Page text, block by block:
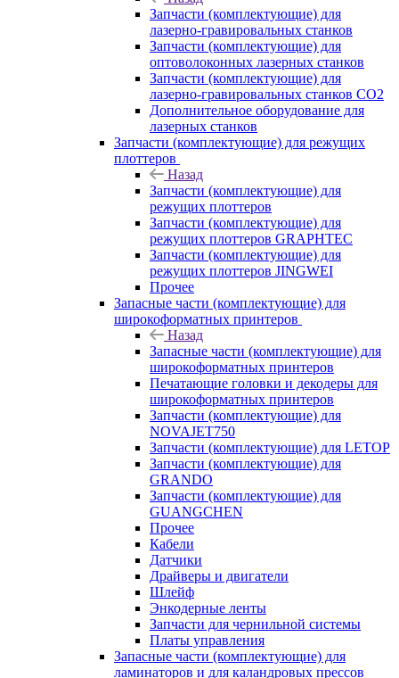
Запчасти (комплектующие) для
лазерно-гравировальных станков
Запчасти (комплектующие) для
оптоволоконных лазерных станков
Запчасти (комплектующие) для
лазерно-гравировальных станков CO2
Дополнительное оборудование для
лазерных станков
Запчасти (комплектующие) для режущих
плоттеров
Назад
Запчасти (комплектующие) для
режущих плоттеров
Запчасти (комплектующие) для
режущих плоттеров GRAPHTEC
Запчасти (комплектующие) для
режущих плоттеров JINGWEI
Прочее
Запасные части (комплектующие) для
широкоформатных принтеров
Назад
Запасные части (комплектующие) для
широкоформатных принтеров
Печатающие головки и декодеры для
широкоформатных принтеров
Запчасти (комплектующие) для
NOVAJET750
Запчасти (комплектующие) для LETOP
Запчасти (комплектующие) для
GRANDO
Запчасти (комплектующие) для
GUANGCHEN
Прочее
Кабели
Датчики
Драйверы и двигатели
Шлейф
Энкодерные ленты
Запчасти для чернильной системы
Платы управления
Запасные части (комплектующие) для
ламинаторов и для каландровых прессов